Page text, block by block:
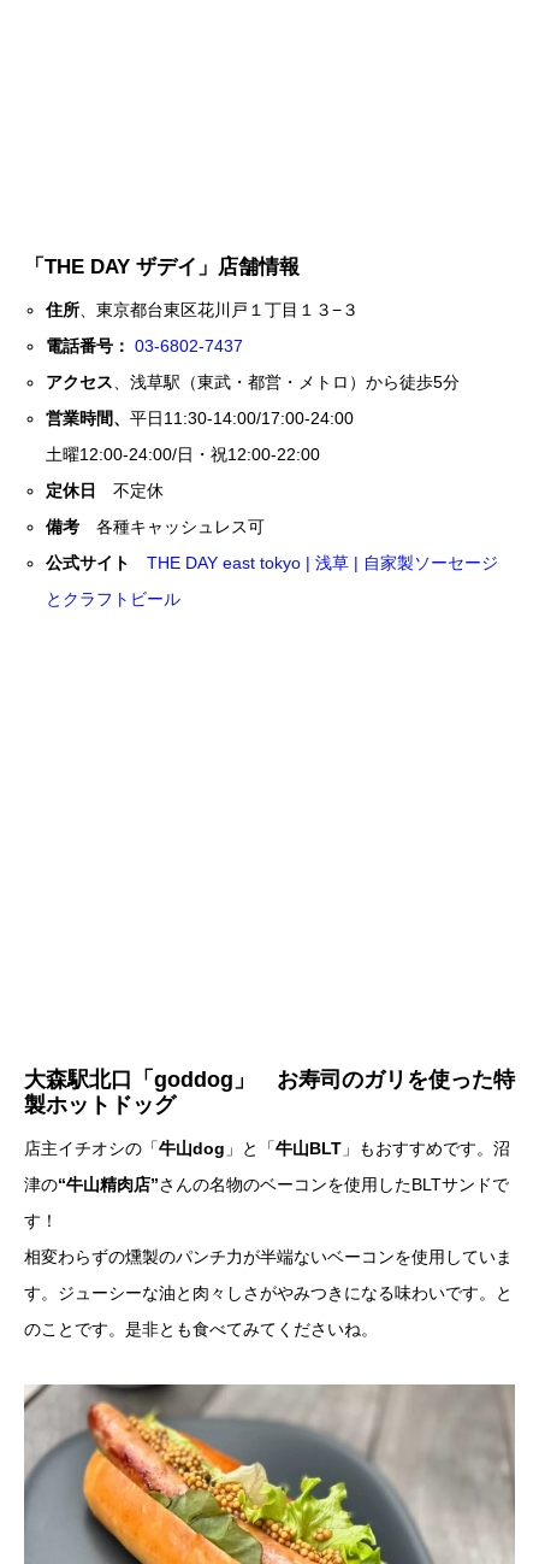
「THE DAY ザデイ」店舗情報
住所、東京都台東区花川戸１丁目１３−３
電話番号：03-6802-7437
アクセス、浅草駅（東武・都営・メトロ）から徒歩5分
営業時間、平日11:30-14:00/17:00-24:00
土曜12:00-24:00/日・祝12:00-22:00
定休日
不定休
備考 各種キャッシュレス可
公式サイト
THE DAY east tokyo | 浅草 | 自家製ソーセージ
とクラフトビール
大森駅北口「goddog」 お寿司のガリを使った特
製ホットドッグ
店主イチオシの「牛山dog 」と「牛山BLT 」もおすすめです。沼
津の“牛山精肉店”さんの名物のベーコンを使用したBLTサンドで
す！
相変わらずの燻製のパンチ力が半端ないベーコンを使用していま
す。ジューシーな油と肉々しさがやみつきになる味わいです。と
のことです。是非とも食べてみてくださいね。